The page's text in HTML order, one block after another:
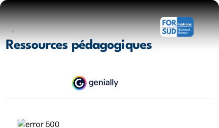
Ressources pédagogiques